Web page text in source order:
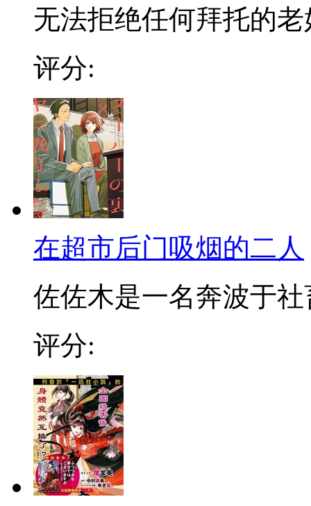
无法拒绝任何拜托的老
评分:
在超市后门吸烟的二人
佐佐木是一名奔波于社
评分: